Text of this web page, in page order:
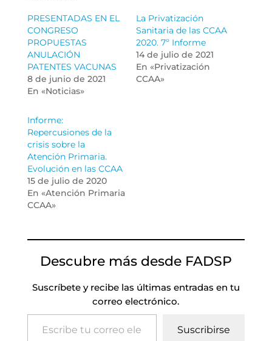
PRESENTADAS EN EL
CONGRESO
PROPUESTAS
ANULACIÓN
PATENTES VACUNAS
8 de junio de 2021
En «Noticias»
La Privatización
Sanitaria de las CCAA
2020. 7º Informe
14 de julio de 2021
En «Privatización
CCAA»
Informe:
Repercusiones de la
crisis sobre la
Atención Primaria.
Evolución en las CCAA
15 de julio de 2020
En «Atención Primaria
CCAA»
Descubre más desde FADSP
Suscríbete y recibe las últimas entradas en tu
correo electrónico.
Escribe tu correo electrónico…
Suscribirse